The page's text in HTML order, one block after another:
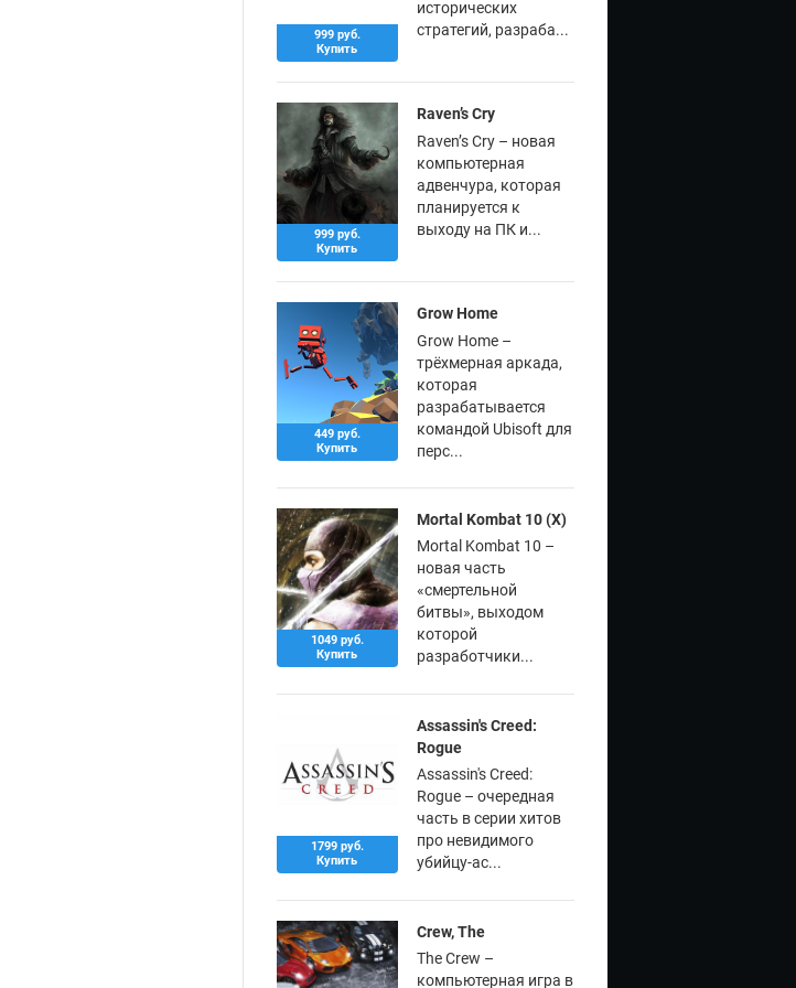
999 руб.
Купить
исторических
стратегий, разраба...
999 руб.
Купить
Raven’s Cry
Raven’s Cry – новая
компьютерная
адвенчура, которая
планируется к
выходу на ПК и...
449 руб.
Купить
Grow Home
Grow Home –
трёхмерная аркада,
которая
разрабатывается
командой Ubisoft для
перс...
1049 руб.
Купить
Mortal Kombat 10 (X)
Mortal Kombat 10 –
новая часть
«смертельной
битвы», выходом
которой
разработчики...
1799 руб.
Купить
Assassin's Creed:
Rogue
Assassin's Creed:
Rogue – очередная
часть в серии хитов
про невидимого
убийцу-ас...
Crew, The
The Crew –
компьютерная игра в